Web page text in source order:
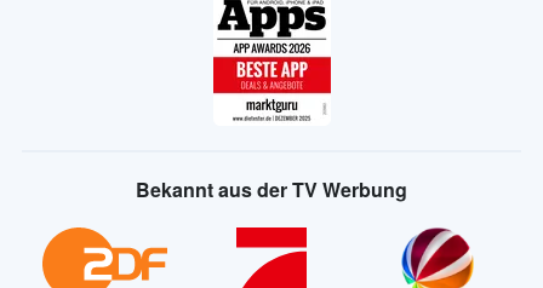
Bekannt aus der TV Werbung